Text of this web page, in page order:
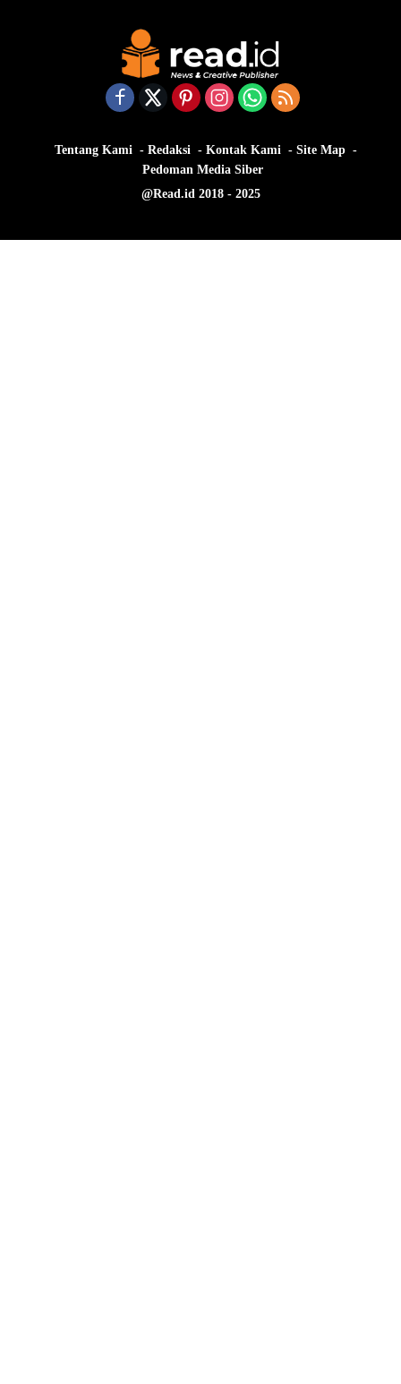
Tentang Kami Redaksi Kontak Kami
Site Map
Pedoman Media Siber
@Read.id 2018 - 2025